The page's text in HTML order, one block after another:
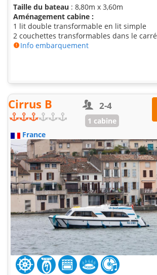
Taille du bateau : 8,80m x 3,60m
Aménagement cabine :
1 lit double transformable en lit simple
2 couchettes transformables dans le carré
Info embarquement
Cirrus B 2-4
1 cabine
France